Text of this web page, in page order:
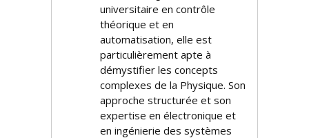
universitaire en contrôle
théorique et en
automatisation, elle est
particulièrement apte à
démystifier les concepts
complexes de la Physique. Son
approche structurée et son
expertise en électronique et
en ingénierie des systèmes